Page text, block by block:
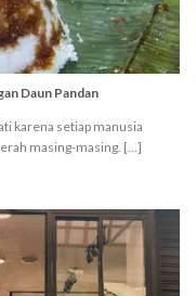
Daun Pandan
karena setiap manusia
masing-masing. [...]